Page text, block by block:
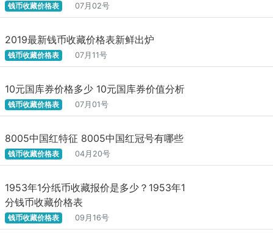
钱币收藏价格表 07月02号
2019最新钱币收藏价格表新鲜出炉
钱币收藏价格表 07月11号
10元国库券价格多少 10元国库券价值分析
钱币收藏价格表 07月01号
8005中国红特征 8005中国红冠号有哪些
钱币收藏价格表 04月20号
​1953年1分纸币收藏报价是多少？1953年1
分钱币收藏价格表
钱币收藏价格表 09月16号